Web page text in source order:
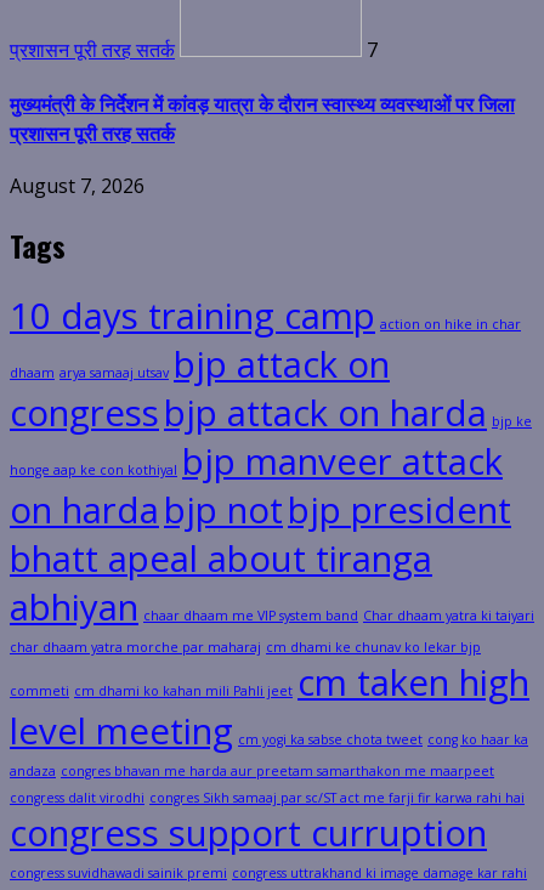
प्रशासन पूरी तरह सतर्क 7
मुख्यमंत्री के निर्देशन में कांवड़ यात्रा के दौरान स्वास्थ्य व्यवस्थाओं पर जिला
प्रशासन पूरी तरह सतर्क
August 7, 2026
Tags
10 days training camp action on hike in char
dhaam arya samaaj utsav bjp attack on
congressbjp attack on harda bjp ke
honge aap ke con kothiyal bjp manveer attack
on harda bjp notbjp president
bhatt apeal about tiranga
abhiyan chaar dhaam me VIP system band Char dhaam yatra ki taiyari
char dhaam yatra morche par maharaj cm dhami ke chunav ko lekar bjp
commeti cm dhami ko kahan mili Pahli jeet cm taken high
level meeting cm yogi ka sabse chota tweet cong ko haar ka
andaza congres bhavan me harda aur preetam samarthakon me maarpeet
congress dalit virodhi congres Sikh samaaj par sc/ST act me farji fir karwa rahi hai
congress support curruption
congress suvidhawadi sainik premi congress uttrakhand ki image damage kar rahi